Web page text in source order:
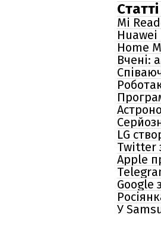
Статті
Mi
Huawei
Home
Вчені:
LG
Twitter
Apple
Google
У